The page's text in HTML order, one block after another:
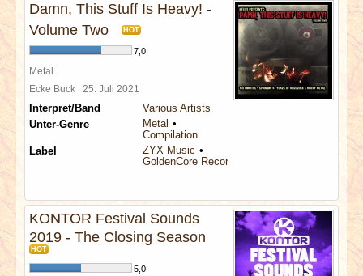
Damn, This Stuff Is Heavy! -
Volume Two
HOT
7,0
Metal
Ecke Buck 25. Juli 2021
Interpret/Band
Various Artists
Unter-Genre
Metal
Compilation
Label
ZYX Music
GoldenCore Records
KONTOR Festival Sounds
2019 - The Closing Season
HOT
5,0